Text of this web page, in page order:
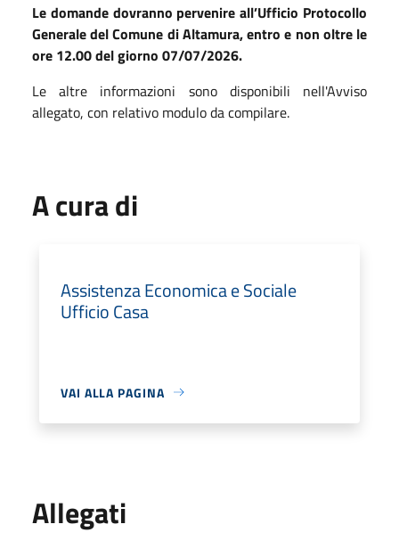
Le domande dovranno pervenire all’Ufficio Protocollo
Generale del Comune di Altamura, entro e non oltre le
ore 12.00 del giorno 07/07/2026.
Le altre informazioni sono disponibili nell'Avviso
allegato, con relativo modulo da compilare.
A cura di
Assistenza Economica e Sociale
Ufficio Casa
VAI ALLA PAGINA
Allegati